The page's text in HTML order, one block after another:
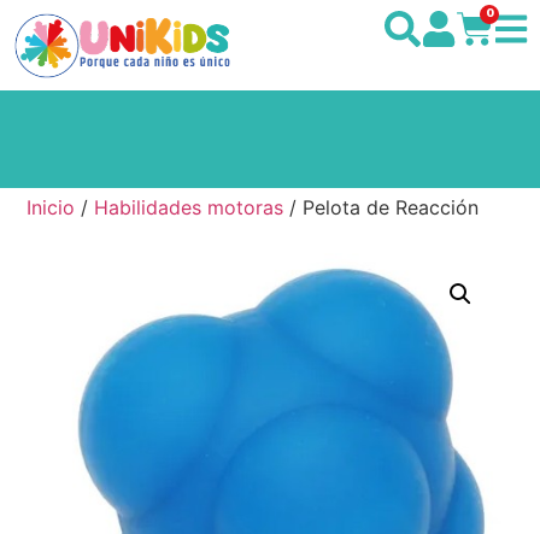
0
Inicio / Habilidades motoras / Pelota de Reacción